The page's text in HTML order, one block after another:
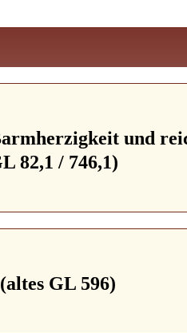
und
82,1 / 746,1)
GL 596)